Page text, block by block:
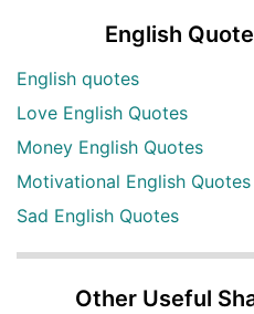
English
English quotes
Love English Quotes
Money English Quotes
Motivational English Quotes
Sad English Quotes
Other Useful